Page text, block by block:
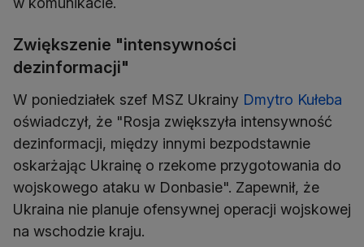
Zwiększenie "intensywności
dezinformacji"
W poniedziałek szef MSZ Ukrainy Dmytro Kułeba
oświadczył, że "Rosja zwiększyła intensywność
dezinformacji, między innymi bezpodstawnie
oskarżając Ukrainę o rzekome przygotowania do
wojskowego ataku w Donbasie". Zapewnił, że
Ukraina nie planuje ofensywnej operacji wojskowej
na wschodzie kraju.